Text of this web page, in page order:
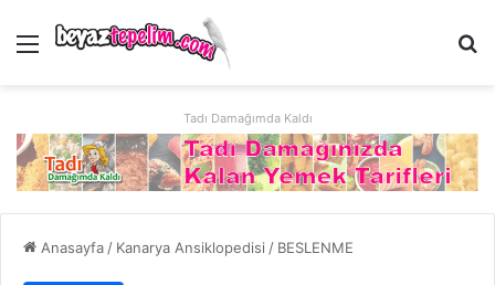
Menü
Tadı Damağımda Kaldı
Anasayfa / Kanarya Ansiklopedisi / BESLENME